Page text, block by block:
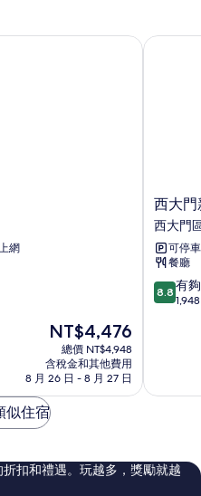
網
現
價
格
為
NT$4,476
NT$4,476
總價 NT$4,948
含稅金和其他費用
8 月 26 日 - 8 月 27 日
西
大
門
新
羅
舒
泰
西
西大
西大門
可停車
餐廳
8.8
分，
夠
評
論
8.8 有
西大門
似住宿
扣和禮遇。玩越多，獎勵就越